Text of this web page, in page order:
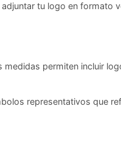
tu logo en formato
permiten incluir
representativos que